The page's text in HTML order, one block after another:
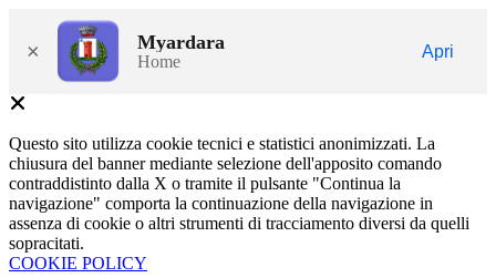
× Myardara
Home
Apri
Questo sito utilizza cookie tecnici e statistici anonimizzati. La
chiusura del banner mediante selezione dell'apposito comando
contraddistinto dalla X o tramite il pulsante "Continua la
navigazione" comporta la continuazione della navigazione in
assenza di cookie o altri strumenti di tracciamento diversi da quelli
sopracitati.
COOKIE POLICY